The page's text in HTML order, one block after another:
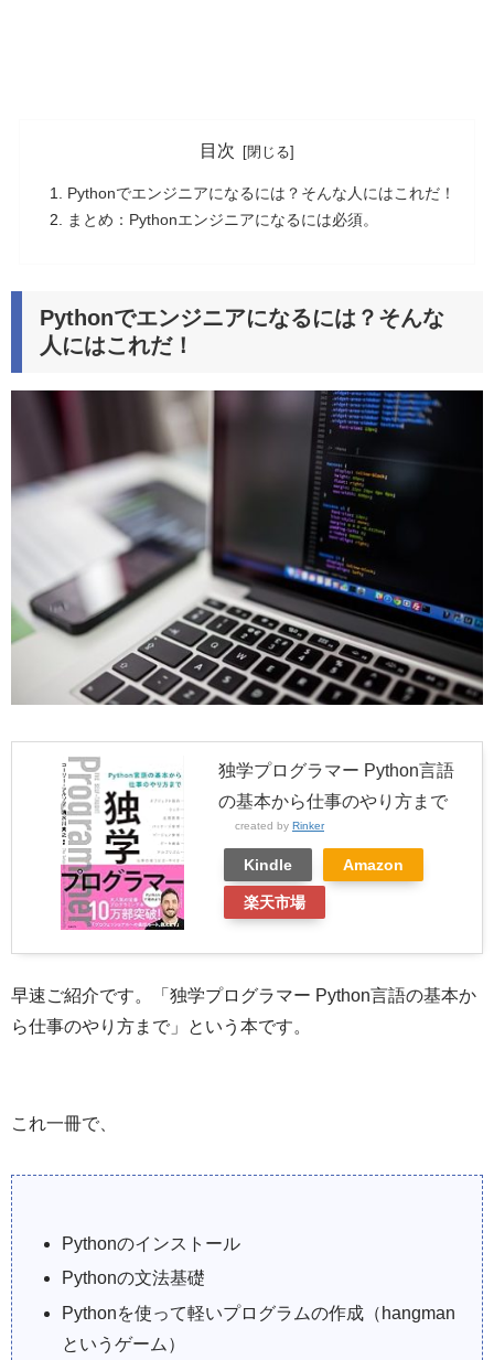
目次
Pythonでエンジニアになるには？そんな人にはこれだ！
まとめ：Pythonエンジニアになるには必須。
Pythonでエンジニアになるには？そんな
人にはこれだ！
独学プログラマー Python言語
の基本から仕事のやり方まで
created by Rinker
Kindle Amazon
楽天市場
早速ご紹介です。「 独学プログラマー Python言語の基本か
ら仕事のやり方まで」という本です。
これ一冊で、
Pythonのインストール
Pythonの文法基礎
Pythonを使って軽いプログラムの作成（hangman
というゲーム）